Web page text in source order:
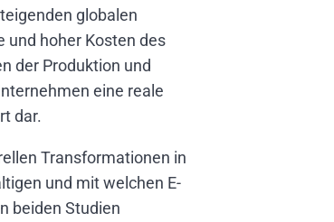
globalen
und hoher Kosten des
der Produktion und
eine reale
dar.
Transformationen in
und mit welchen E-
beiden Studien